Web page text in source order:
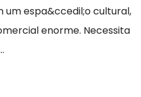
espa&ccedil;o cultural,
enorme. Necessita